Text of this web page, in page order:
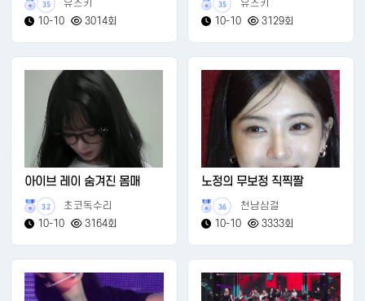
35
유즈키
10-10
3014회
35
유즈키
10-10
3129회
아이브 레이 숨겨진 몸매
32
초코독수리
10-10
3164회
노정의 무보정 직찍짤
36
천남삼걸
10-10
3333회